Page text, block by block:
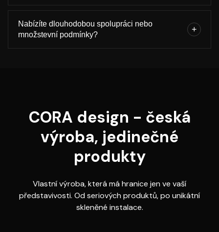
Zajišťujeme záruční i pozáruční servis, úpravy a repase svítidel,
často i u produktů jiných výrobců. Záruky řešíme
transparentně podle konkrétního řešení.
Nabízíte dlouhodobou spolupráci nebo
množstevní podmínky?
+
CORA design - česká
výroba, jedinečné
produkty
Vlastní výroba, která má hranice jen ve vaší
představivosti. Od seriových produktů, po unikátní
skleněné instalace.